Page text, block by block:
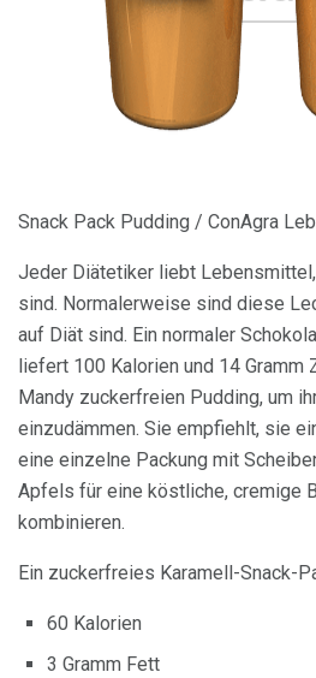
Snack Pack Pudding / ConAgra
Jeder Diätetiker liebt
sind. Normalerweise sind diese
auf Diät sind. Ein normaler
liefert 100 Kalorien und 14 Gramm
Mandy zuckerfreien Pudding, um
einzudämmen. Sie empfiehlt, sie
eine einzelne Packung mit
Apfels für eine köstliche, cremige
kombinieren.
Ein zuckerfreies Karamell-Snack-
60 Kalorien
3 Gramm Fett